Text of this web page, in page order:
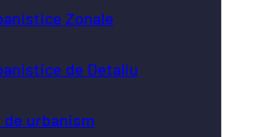
Zonale
de Detaliu
urbanism